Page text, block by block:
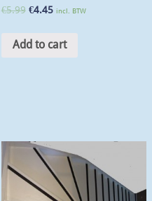
€5.99 €4.45 incl. BTW
Add to cart